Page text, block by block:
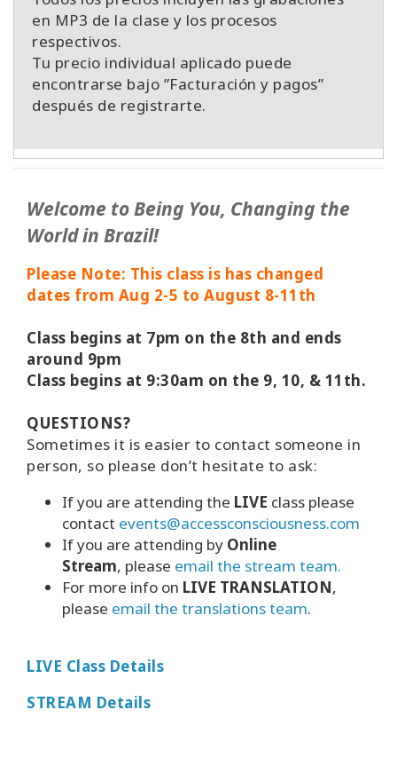
en MP3 de la clase y los procesos
respectivos.
Tu precio individual aplicado puede
encontrarse bajo ”Facturación y pagos”
después de registrarte.
Welcome to Being You, Changing the
World in Brazil!
Please Note: This class is has changed
dates from Aug 2-5 to August 8-11th
Class begins at 7pm on the 8th and ends
around 9pm
Class begins at 9:30am on the 9, 10, & 11th.
QUESTIONS?
Sometimes it is easier to contact someone in
person, so please don’t hesitate to ask:
If you are attending the LIVE class please
contact events@accessconsciousness.com
If you are attending by Online
Stream, please email the stream team.
For more info on LIVE TRANSLATION,
please email the translations team.
LIVE Class Details
STREAM Details